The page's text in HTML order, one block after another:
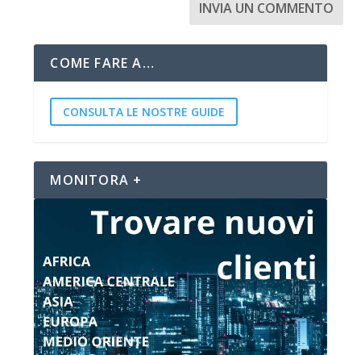
COME FARE A…
CONSULTA LE NOSTRE GUIDE
MONITORA +